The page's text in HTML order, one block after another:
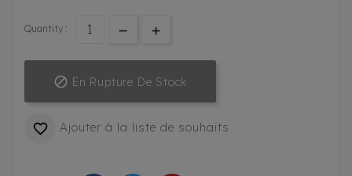
Quantity :
 En Rupture De Stock
 Ajouter à la liste de souhaits